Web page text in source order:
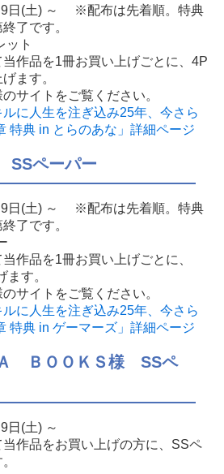
9日(土) ～ ※配布は先着順。特典
了です。
ット
作品を1冊お買い上げごとに、4P
ます。
サイトをご覧ください。
に人生を注ぎ込み25年、今さら
特典 in とらのあな」詳細ページ
SSペーパー
9日(土) ～ ※配布は先着順。特典
了です。
作品を1冊お買い上げごとに、
す。
サイトをご覧ください。
に人生を注ぎ込み25年、今さら
特典 in ゲーマーズ」詳細ページ
Ａ ＢＯＯＫＳ様 SSペ
日(土) ～
作品をお買い上げの方に、SSペ